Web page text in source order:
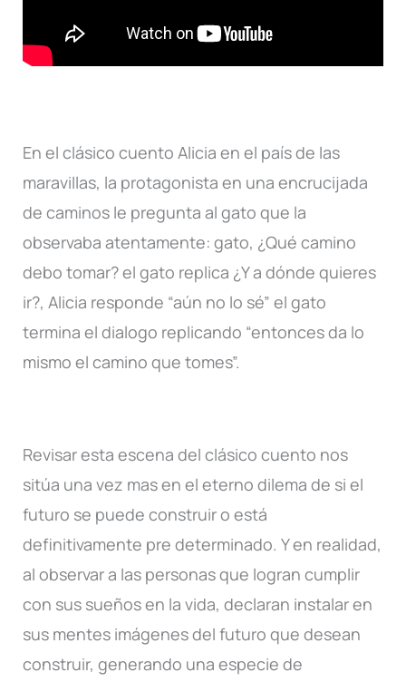
En el clásico cuento Alicia en el país de las
maravillas, la protagonista en una encrucijada
de caminos le pregunta al gato que la
observaba atentamente: gato, ¿Qué camino
debo tomar? el gato replica ¿Y a dónde quieres
ir?, Alicia responde “aún no lo sé” el gato
termina el dialogo replicando “entonces da lo
mismo el camino que tomes”.
Revisar esta escena del clásico cuento nos
sitúa una vez mas en el eterno dilema de si el
futuro se puede construir o está
definitivamente pre determinado. Y en realidad,
al observar a las personas que logran cumplir
con sus sueños en la vida, declaran instalar en
sus mentes imágenes del futuro que desean
construir, generando una especie de